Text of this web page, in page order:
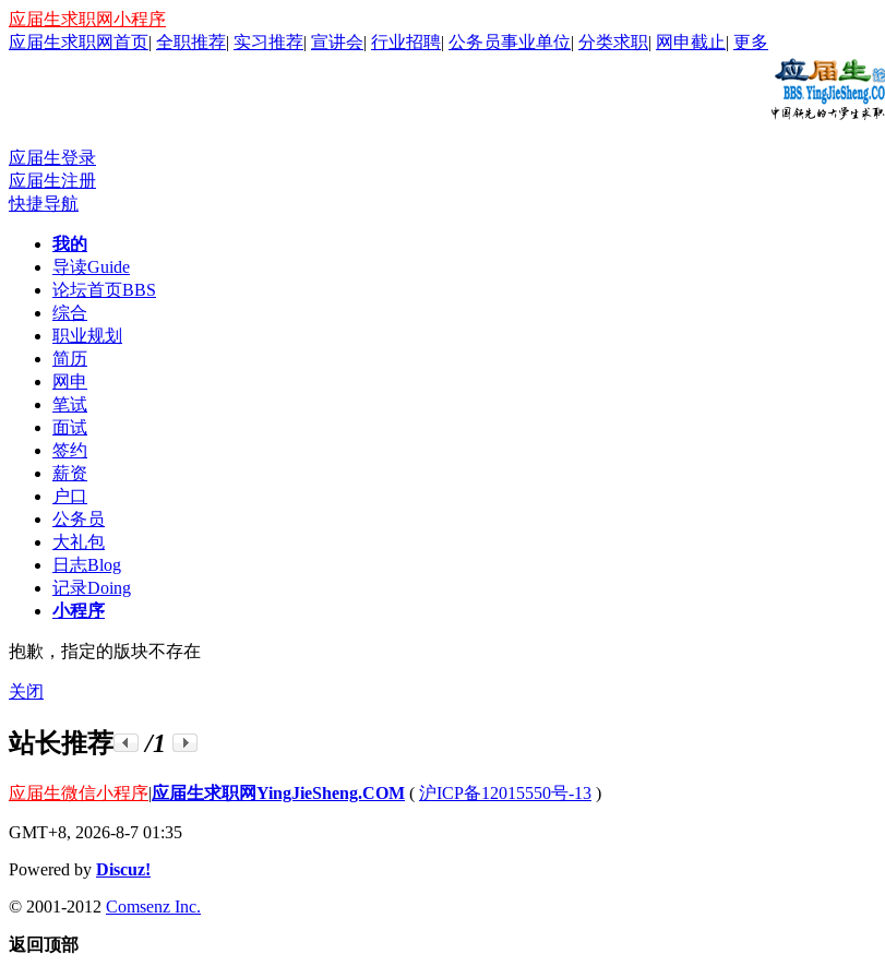
应届生求职网小程序
应届生求职网首页| 全职推荐| 实习推荐| 宣讲会| 行业招聘| 公务员事业单位| 分类求职| 网申截止| 更多
应届生登录
应届生注册
快捷导航
我的
导读Guide
论坛首页BBS
综合
职业规划
简历
网申
笔试
面试
签约
薪资
户口
公务员
大礼包
日志Blog
记录Doing
小程序
抱歉，指定的版块不存在
关闭
站长推荐 /1
应届生微信小程序|应届生求职网YingJieSheng.COM ( 沪ICP备12015550号-13 )
GMT+8, 2026-8-7 01:35
Powered by Discuz!
© 2001-2012 Comsenz Inc.
返回顶部